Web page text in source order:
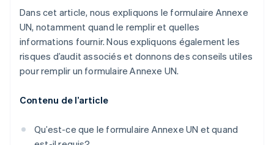
Dans cet article, nous expliquons le formulaire Annexe
UN, notamment quand le remplir et quelles
informations fournir. Nous expliquons également les
risques d’audit associés et donnons des conseils utiles
pour remplir un formulaire Annexe UN.
Contenu de l’article
Qu’est-ce que le formulaire Annexe UN et quand